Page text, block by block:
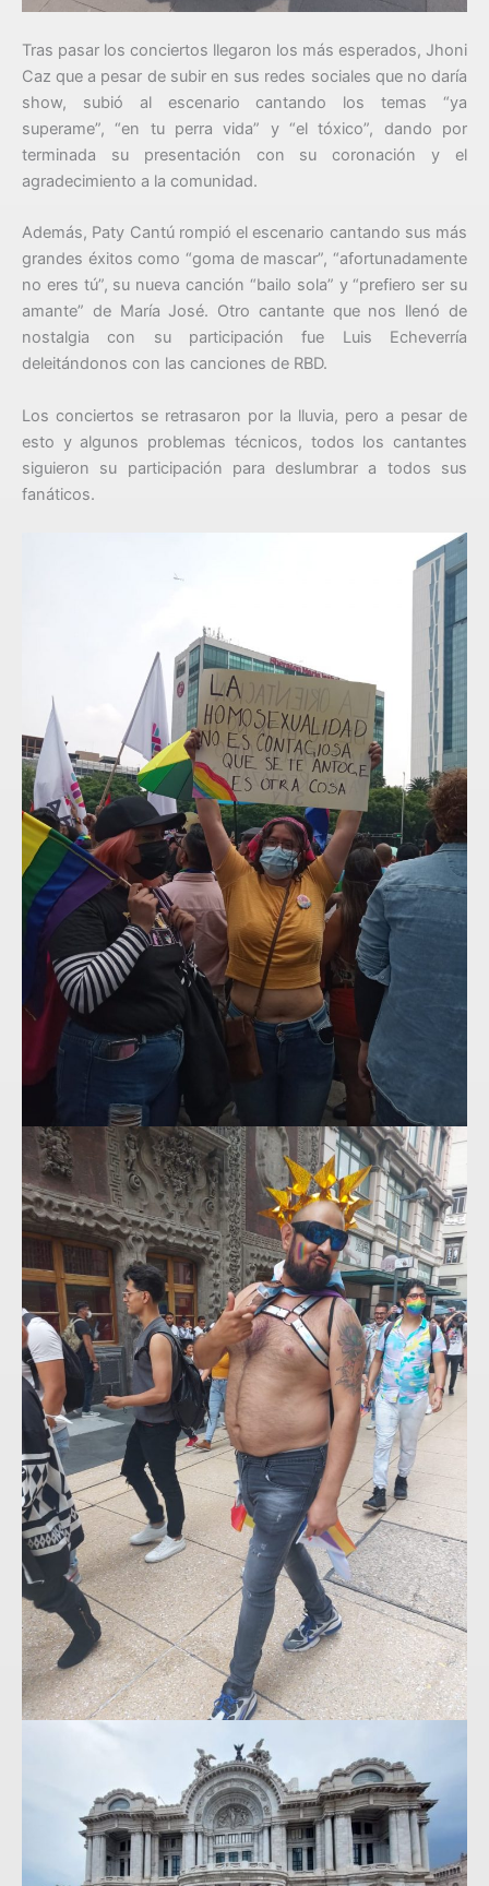
Tras pasar los conciertos llegaron los más esperados, Jhoni
Caz que a pesar de subir en sus redes sociales que no daría
show, subió al escenario cantando los temas “ya
superame”, “en tu perra vida” y “el tóxico”, dando por
terminada su presentación con su coronación y el
agradecimiento a la comunidad.
Además, Paty Cantú rompió el escenario cantando sus más
grandes éxitos como “goma de mascar”, “afortunadamente
no eres tú”, su nueva canción “bailo sola” y “prefiero ser su
amante” de María José. Otro cantante que nos llenó de
nostalgia con su participación fue Luis Echeverría
deleitándonos con las canciones de RBD.
Los conciertos se retrasaron por la lluvia, pero a pesar de
esto y algunos problemas técnicos, todos los cantantes
siguieron su participación para deslumbrar a todos sus
fanáticos.